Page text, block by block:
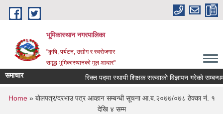
Skip to main content
भूमिकास्थान नगरपालिका
"कृषि, पर्यटन, उद्योग र स्वरोजगार
समृद्ध भूमिकास्थानको मूल आधार"
समाचार रिक्त पदमा स्थायी शिक्षक सरुवाको विज्ञापन गरेको सम्बन्धमा
You are here
Home» बाेलपत्र/दरभाउ पत्र आव्हान सम्बन्धी सूचना आ.ब.२०७७/०७८ ठेक्का नं. १
देखि ४ सम्म